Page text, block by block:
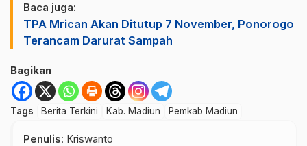
Baca juga:
TPA Mrican Akan Ditutup 7 November, Ponorogo
Terancam Darurat Sampah
Bagikan
Tags Berita Terkini Kab. Madiun Pemkab Madiun
Penulis: Kriswanto